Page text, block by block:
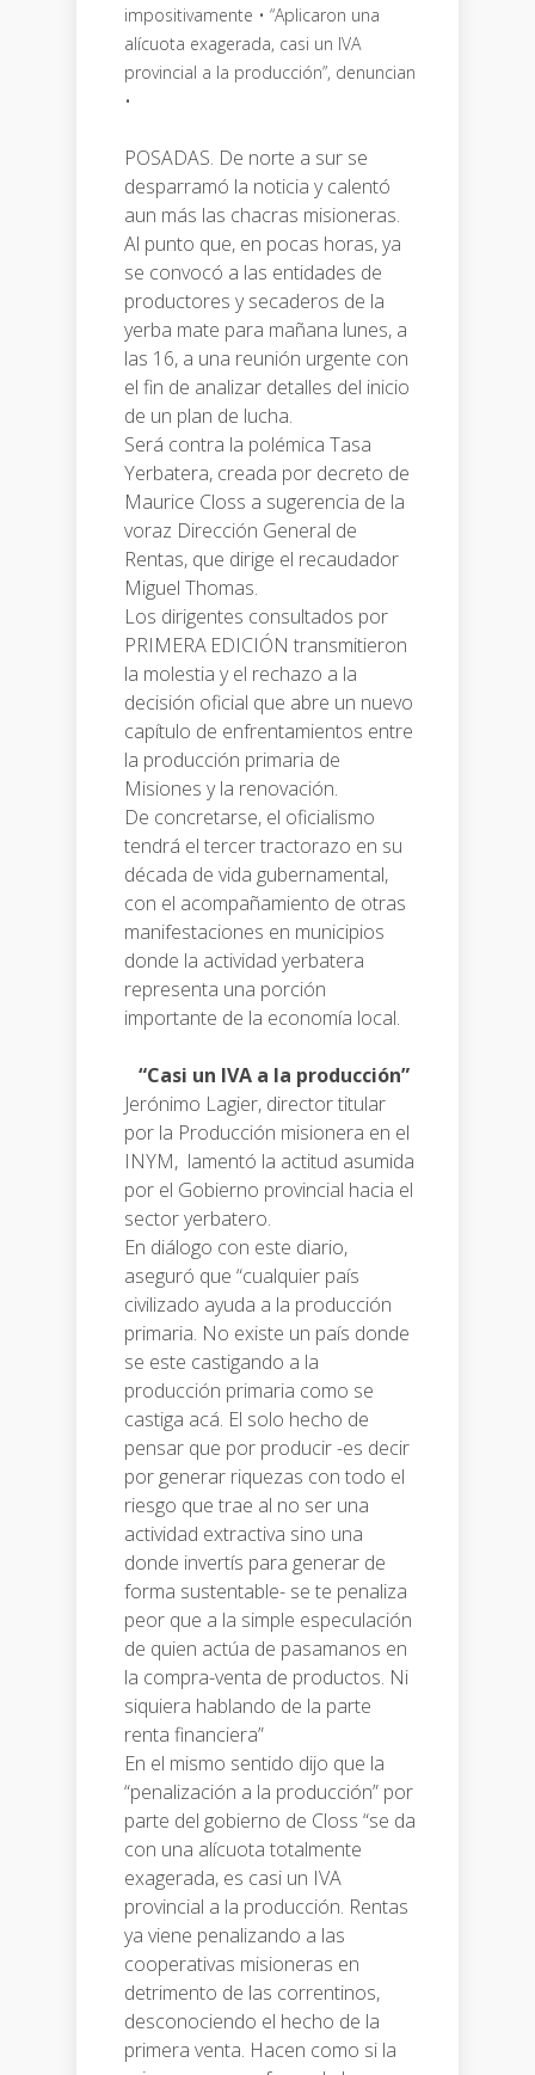
impositivamente • “Aplicaron una
alícuota exagerada, casi un IVA
provincial a la producción”, denuncian
•
POSADAS. De norte a sur se
desparramó la noticia y calentó
aun más las chacras misioneras.
Al punto que, en pocas horas, ya
se convocó a las entidades de
productores y secaderos de la
yerba mate para mañana lunes, a
las 16, a una reunión urgente con
el fin de analizar detalles del inicio
de un plan de lucha.
Será contra la polémica Tasa
Yerbatera, creada por decreto de
Maurice Closs a sugerencia de la
voraz Dirección General de
Rentas, que dirige el recaudador
Miguel Thomas.
Los dirigentes consultados por
PRIMERA EDICIÓN transmitieron
la molestia y el rechazo a la
decisión oficial que abre un nuevo
capítulo de enfrentamientos entre
la producción primaria de
Misiones y la renovación.
De concretarse, el oficialismo
tendrá el tercer tractorazo en su
década de vida gubernamental,
con el acompañamiento de otras
manifestaciones en municipios
donde la actividad yerbatera
representa una porción
importante de la economía local.
“Casi un IVA a la producción”
Jerónimo Lagier, director titular
por la Producción misionera en el
INYM, lamentó la actitud asumida
por el Gobierno provincial hacia el
sector yerbatero.
En diálogo con este diario,
aseguró que “cualquier país
civilizado ayuda a la producción
primaria. No existe un país donde
se este castigando a la
producción primaria como se
castiga acá. El solo hecho de
pensar que por producir -es decir
por generar riquezas con todo el
riesgo que trae al no ser una
actividad extractiva sino una
donde invertís para generar de
forma sustentable- se te penaliza
peor que a la simple especulación
de quien actúa de pasamanos en
la compra-venta de productos. Ni
siquiera hablando de la parte
renta financiera”
En el mismo sentido dijo que la
“penalización a la producción” por
parte del gobierno de Closs “se da
con una alícuota totalmente
exagerada, es casi un IVA
provincial a la producción. Rentas
ya viene penalizando a las
cooperativas misioneras en
detrimento de las correntinos,
desconociendo el hecho de la
primera venta. Hacen como si la